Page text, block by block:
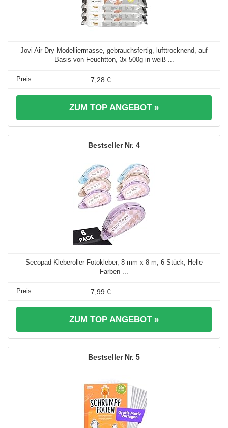
Jovi Air Dry Modelliermasse, gebrauchsfertig, lufttrocknend, auf
Basis von Feuchtton, 3x 500g in weiß ...
7,28 €
ZUM TOP ANGEBOT »
4
Secopad Kleberoller Fotokleber, 8 mm x 8 m, 6 Stück, Helle
Farben ...
7,99 €
ZUM TOP ANGEBOT »
5